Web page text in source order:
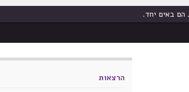
באים יחד.
הרצאות